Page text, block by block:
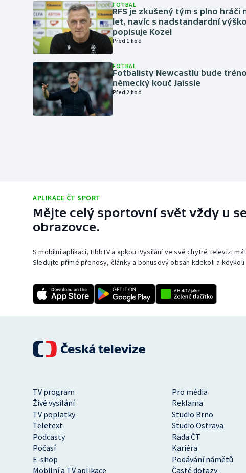
FOTBAL
RFS je zkušený tým s plno hráči
let, navíc s nadstandardní
popisuje Kozel
Před 1 hod
FOTBAL
Fotbalisty Newcastlu bude
německý kouč Jaissle
Před 2 hod
APLIKACE ČT SPORT
Mějte celý sportovní svět vždy u
obrazovce.
S mobilní aplikací, HbbTV a apkou iVysílání ve své chytré televizi
Sledujte přímé přenosy, články a bonusový obsah kdekoli a kdykoli.
TV program
Pro média
Živé vysílání
Reklama
TV poplatky
Studio Brno
Teletext
Studio Ostrava
Podcasty
Rada ČT
Počasí
Kariéra
E-shop
Podávání námětů
Mobilní a TV aplikace
Časté dotazy